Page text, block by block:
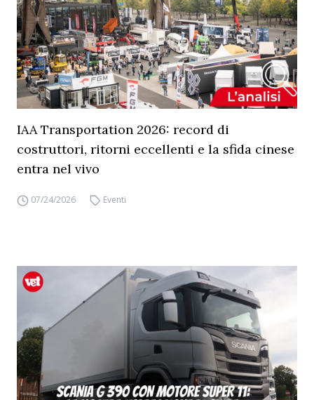
IAA Transportation 2026: record di
costruttori, ritorni eccellenti e la sfida cinese
entra nel vivo
07/24/2026 Eventi